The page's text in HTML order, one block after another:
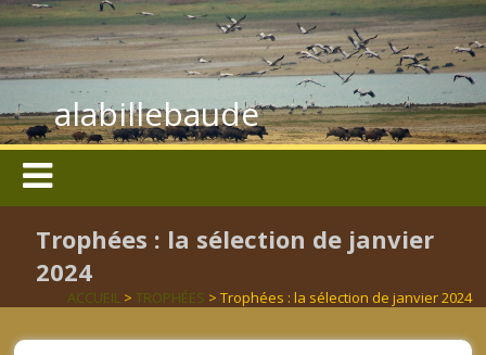
alabillebaude
Trophées : la sélection de janvier
2024
ACCUEIL> TROPHÉES > Trophées : la sélection de janvier 2024